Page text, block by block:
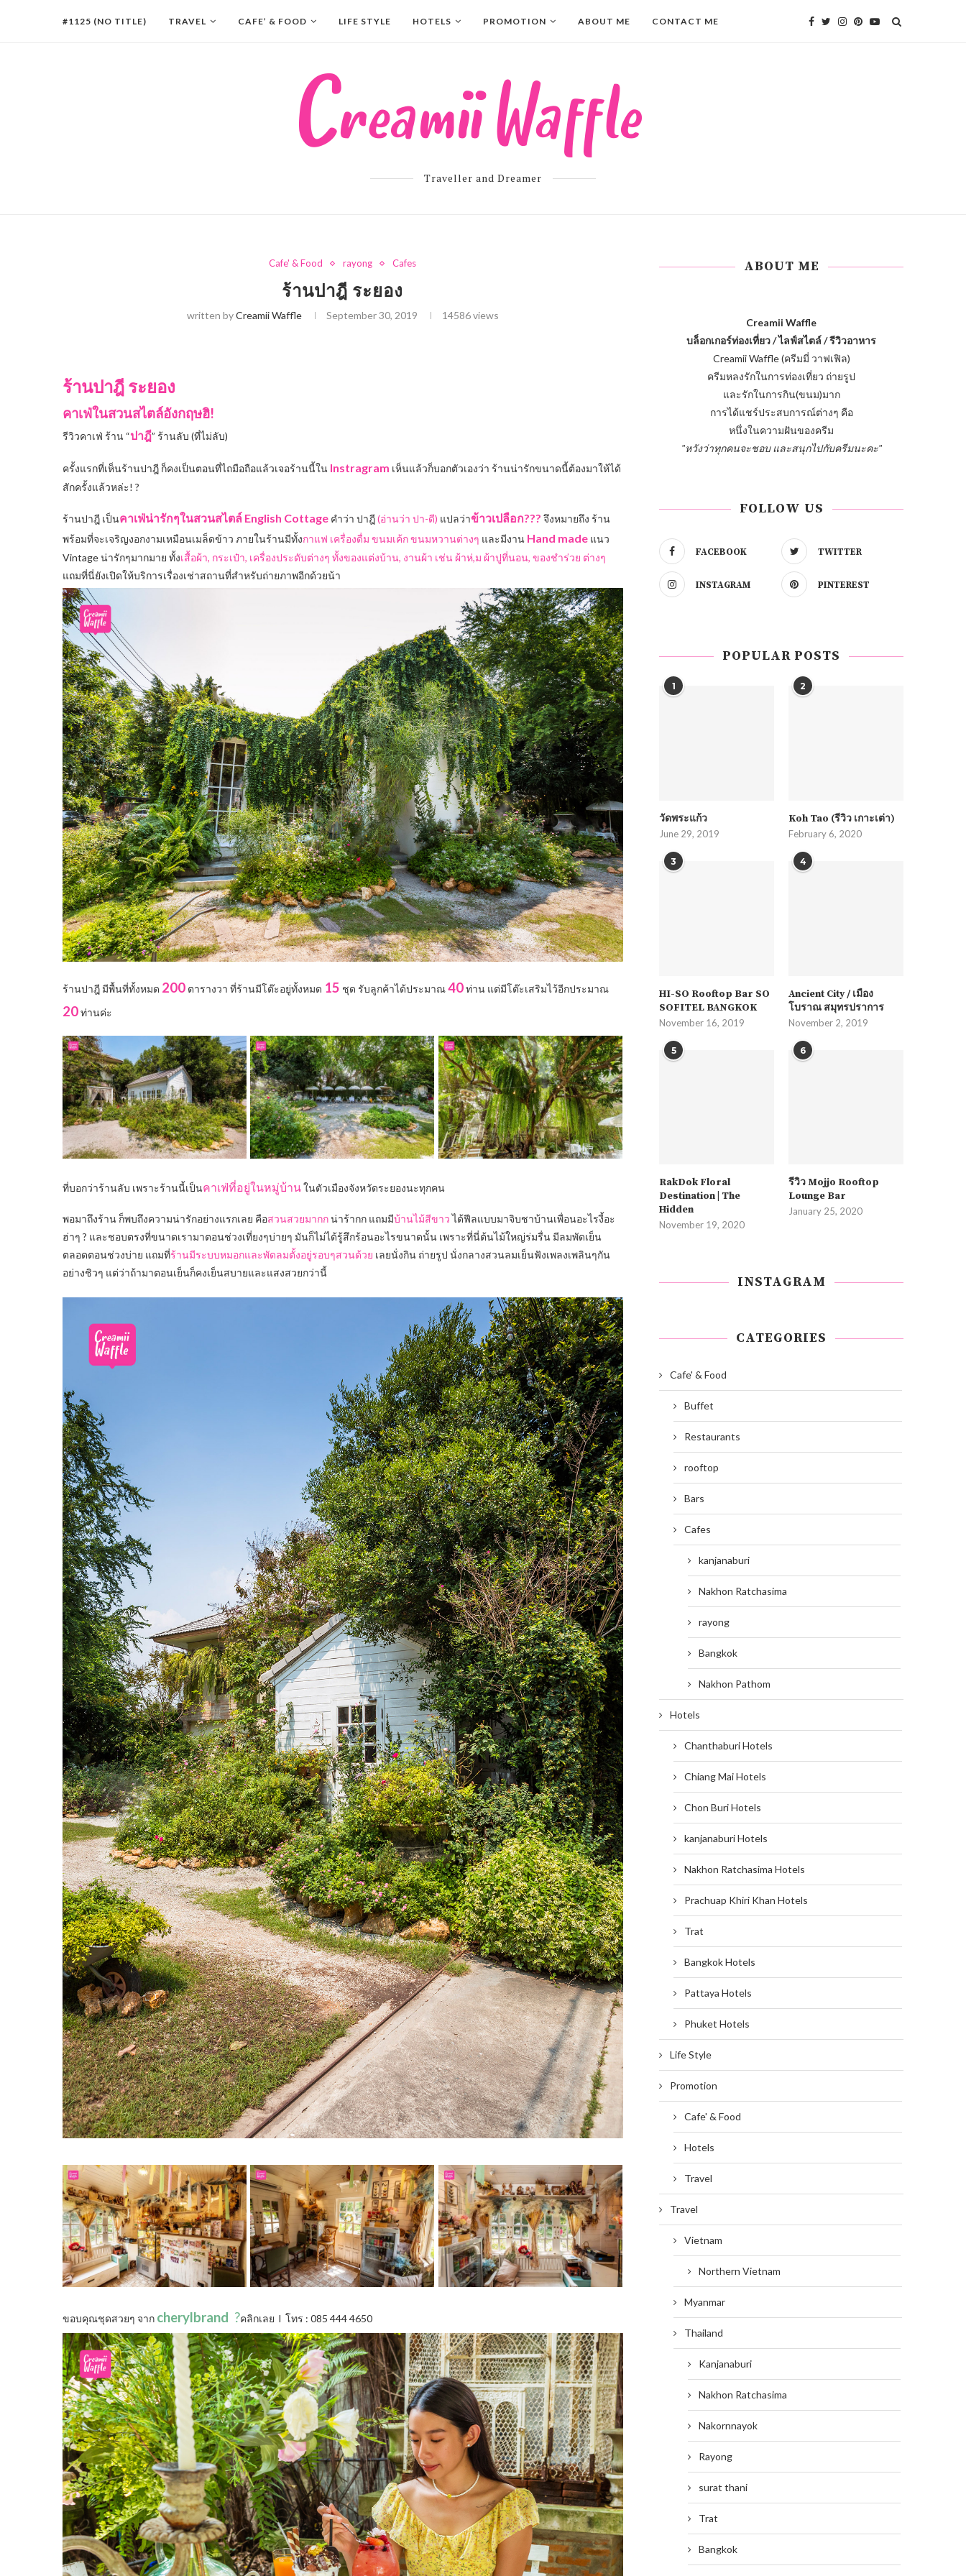
#1125 (NO TITLE) TRAVEL CAFE’ & FOOD LIFE STYLE HOTELS PROMOTION ABOUT ME CONTACT ME
Traveller and Dreamer
Cafe' & Food rayong Cafes
ร้านปาฎี ระยอง
written byCreamii Waffle September 30, 2019 14586views
ร้านปาฎี ระยอง
คาเฟ่ในสวนสไตล์อังกฤษฮิ!
” ร้านลับ (ที่ไม่ลับ)
ครั้งแรกที่เห็นร้านปาฎี ก็คงเป็นตอนที่ไถมือถือแล้วเจอร้านนี้ในInstragramเห็นแล้วก็บอกตัวเองว่า ร้านน่ารักขนาดนี้ต้องมาให้ได้
ร้านปาฎี เป็นคาเฟ่น่ารักๆในสวนสไตล์ English Cottage (อ่านว่า ปา-ดี)แปลว่าข้าวเปลือก???จึงหมายถึง ร้าน
พร้อมที่จะเจริญงอกงามเหมือนเมล็ดข้าว ภายในร้านมีทั้ง
กาแฟ เครื่องดื่ม ขนมเค้ก ขนมหวานต่างๆและมีงานHand madeแนว
Vintage น่ารักๆมากมาย ทั้ง
เสื้อผ้า, กระเป๋า, เครื่องประดับต่างๆ ทั้งของแต่งบ้าน, งานผ้า เช่น ผ้าห่,ม ผ้าปูที่นอน, ของชำร่วย ต่างๆ
แถมที่นี่ยังเปิดให้บริการเรื่องเช่าสถานที่สำหรับถ่ายภาพอีกด้วยน้า
ร้านปาฎี มีพื้นที่ทั้งหมด200ตารางวา ที่ร้านมีโต๊ะอยู่ทั้งหมด15ชุด รับลูกค้าได้ประมาณ40ท่าน แต่มีโต๊ะเสริมไว้อีกประมาณ
20ท่านค่ะ
ที่บอกว่าร้านลับ เพราะร้านนี้เป็นคาเฟ่ที่อยู่ในหมู่บ้านในตัวเมืองจังหวัดระยองนะทุกคน
พอมาถึงร้าน ก็พบถึงความน่ารักอย่างแรกเลย คือสวนสวยมากกน่าร้ากก แถมมีบ้านไม้สีขาวได้ฟีลแบบมาจิบชาบ้านเพื่อนอะไรงี้อะ
ฮ่าๆ ? และชอบตรงที่ขนาดเรามาตอนช่วงเที่ยงๆบ่ายๆ มันก็ไม่ได้รู้สึกร้อนอะไรขนาดนั้น เพราะที่นี่ต้นไม้ใหญ่ร่มรื่น มีลมพัดเย็น
ตลอดตอนช่วงบ่าย แถมที่ร้านมีระบบหมอกและพัดลมตั้งอยู่รอบๆสวนด้วยเลยนั่งกิน ถ่ายรูป นั่งกลางสวนลมเย็นฟังเพลงเพลินๆกัน
อย่างชิวๆ แต่ว่าถ้ามาตอนเย็นก็คงเย็นสบายและแสงสวยกว่านี้
ABOUT ME
Creamii Waffle
บล็อกเกอร์ท่องเที่ยว / ไลฟ์สไตล์ / รีวิวอาหาร
Creamii Waffle (ครีมมี่ วาฟเฟิล)
ครีมหลงรักในการท่องเที่ยว ถ่ายรูป
และรักในการกิน(ขนม)มาก
การได้แชร์ประสบการณ์ต่างๆ คือ
หนึ่งในความฝันของครีม
"หวังว่าทุกคนจะชอบ และสนุกไปกับครีมนะคะ"
FOLLOW US
FACEBOOK TWITTER
INSTAGRAM PINTEREST
POPULAR POSTS
1
วัดพระแก้ว
June 29, 2019
2
Koh Tao (รีวิว เกาะเต่า)
February 6, 2020
3
HI-SO Rooftop Bar SO
SOFITEL BANGKOK
November 16, 2019
4
Ancient City / เมือง
โบราณ สมุทรปราการ
November 2, 2019
5
RakDok Floral
Destination | The
Hidden
November 19, 2020
6
รีวิว Mojjo Rooftop
Lounge Bar
January 25, 2020
INSTAGRAM
CATEGORIES
Cafe' & Food
Buffet
Restaurants
rooftop
Bars
Cafes
kanjanaburi
Nakhon Ratchasima
rayong
Bangkok
Nakhon Pathom
Hotels
Chanthaburi Hotels
Chiang Mai Hotels
Chon Buri Hotels
kanjanaburi Hotels
Nakhon Ratchasima Hotels
Prachuap Khiri Khan Hotels
Trat
Bangkok Hotels
Pattaya Hotels
Phuket Hotels
Life Style
Promotion
Cafe' & Food
Hotels
Travel
Travel
Vietnam
Northern Vietnam
Myanmar
Thailand
Kanjanaburi
Nakhon Ratchasima
Nakornnayok
Rayong
surat thani
Trat
Bangkok